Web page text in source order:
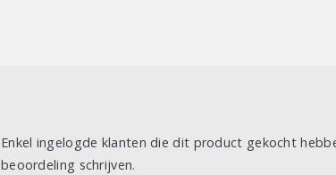
Enkel ingelogde klanten die dit product gekocht
beoordeling schrijven.